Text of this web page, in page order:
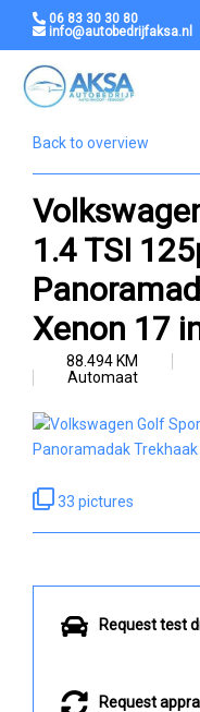
06 83 30 30 80
info@autobedrijfaksa.nl
Back to overview
1.4 TSI
Xenon 17
88.494 KM
Automaat
33 pictures
Request test
Request